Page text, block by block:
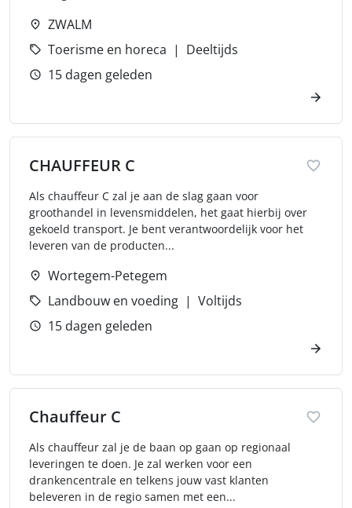
ZWALM
Toerisme en horeca
Deeltijds
15 dagen geleden
CHAUFFEUR C
Als chauffeur C zal je aan de slag gaan voor
groothandel in levensmiddelen, het gaat hierbij over
gekoeld transport. Je bent verantwoordelijk voor het
leveren van de producten...
Wortegem-Petegem
Landbouw en voeding
Voltijds
15 dagen geleden
Chauffeur C
Als chauffeur zal je de baan op gaan op regionaal
leveringen te doen. Je zal werken voor een
drankencentrale en telkens jouw vast klanten
beleveren in de regio samen met een...